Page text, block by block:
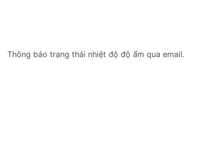
Thông báo trạng thái nhiệt độ độ ẩm qua email.